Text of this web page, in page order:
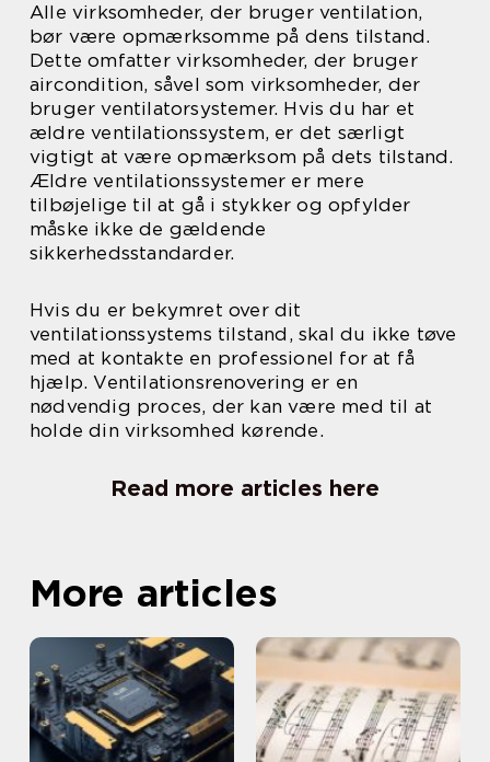
Alle virksomheder, der bruger ventilation,
bør være opmærksomme på dens tilstand.
Dette omfatter virksomheder, der bruger
aircondition, såvel som virksomheder, der
bruger ventilatorsystemer. Hvis du har et
ældre ventilationssystem, er det særligt
vigtigt at være opmærksom på dets tilstand.
Ældre ventilationssystemer er mere
tilbøjelige til at gå i stykker og opfylder
måske ikke de gældende
sikkerhedsstandarder.
Hvis du er bekymret over dit
ventilationssystems tilstand, skal du ikke tøve
med at kontakte en professionel for at få
hjælp. Ventilationsrenovering er en
nødvendig proces, der kan være med til at
holde din virksomhed kørende.
Read more articles here
More articles